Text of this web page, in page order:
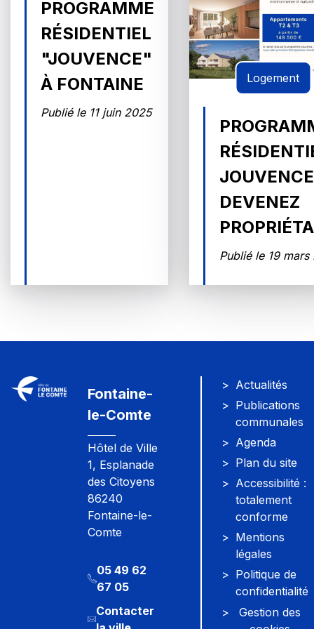
PORTAIL FAMILLE
PUBLICATIONS COMMUNALES
Publications communales
PROGRAMME
RÉSIDENTIEL
"JOUVENCE"
À FONTAINE
Publié le 11 juin 2025
Logement
DEVENEZ
Publié le 19 mars
Fontaine-
le-Comte
Hôtel de Ville
1, Esplanade
des Citoyens
86240
Fontaine-le-
Comte
05 49 62
67 05
Contacter
Actualités
Publications
communales
Agenda
Plan du site
Accessibilité :
totalement
conforme
Mentions
légales
Politique de
confidentialité
Gestion des